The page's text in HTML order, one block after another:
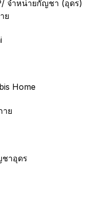
จำหน่ายกัญชา (อุดร)
ย
Home
าย
ชาอุดร